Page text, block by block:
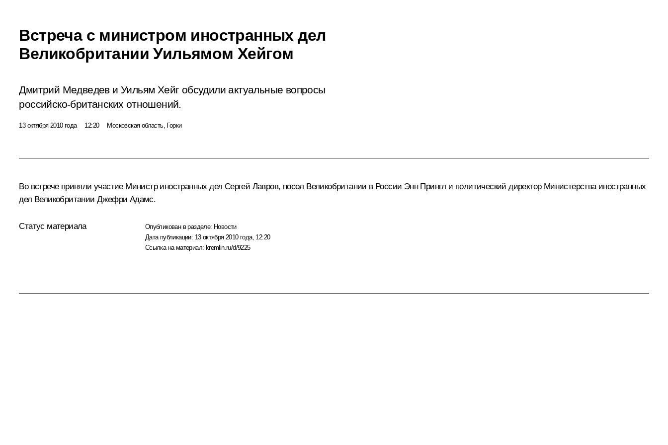
Встреча с министром иностранных дел
Великобритании Уильямом Хейгом
Дмитрий Медведев и Уильям Хейг обсудили актуальные вопросы
российско-британских отношений.
13 октября 2010 года 12:20 Московская область, Горки
Во встрече приняли участие Министр иностранных дел Сергей Лавров, посол Великобритании в России Энн Прингл и политический директор Министерства иностранных
дел Великобритании Джефри Адамс.
Статус материала Опубликован в разделе: Новости
Дата публикации: 13 октября 2010 года, 12:20
Ссылка на материал: kremlin.ru/d/9225